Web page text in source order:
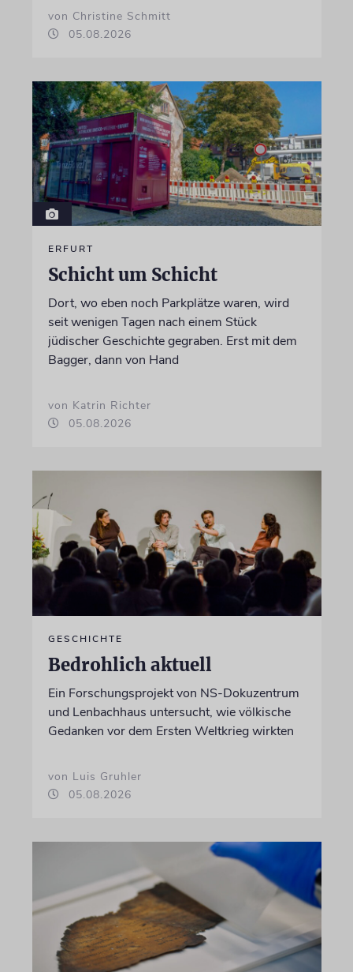
von Christine Schmitt
05.08.2026
ERFURT
Schicht um Schicht
Dort, wo eben noch Parkplätze waren, wird
seit wenigen Tagen nach einem Stück
jüdischer Geschichte gegraben. Erst mit dem
Bagger, dann von Hand
von Katrin Richter
05.08.2026
GESCHICHTE
Bedrohlich aktuell
Ein Forschungsprojekt von NS-Dokuzentrum
und Lenbachhaus untersucht, wie völkische
Gedanken vor dem Ersten Weltkrieg wirkten
von Luis Gruhler
05.08.2026